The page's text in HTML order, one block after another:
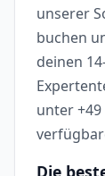
unserer
buchen
deinen
unter +49
Die